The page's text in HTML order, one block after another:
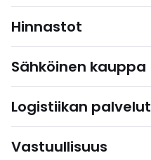
Hinnastot
Sähköinen kauppa
Logistiikan palvelut
Vastuullisuus